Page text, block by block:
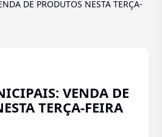
DE PRODUTOS NESTA TERÇA-
VENDA DE
TERÇA-FEIRA